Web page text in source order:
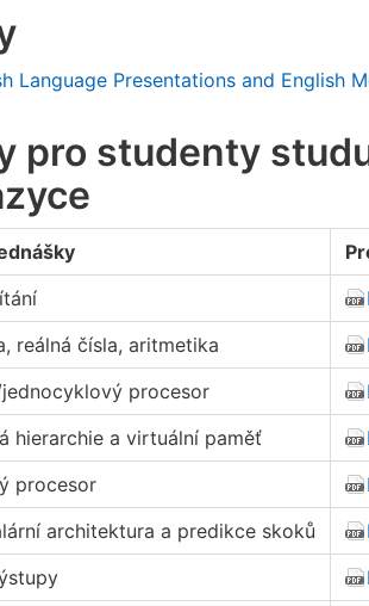
Language Presentations and English
pro studenty
reálná čísla, aritmetika
procesor
hierarchie a virtuální paměť
procesor
architektura a predikce skoků